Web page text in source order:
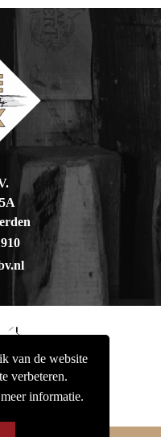
van de website
verbeteren.
informatie.